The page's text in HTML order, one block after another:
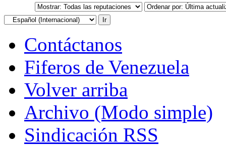
Contáctanos
Fiferos de Venezuela
Volver arriba
Archivo (Modo simple)
Sindicación RSS